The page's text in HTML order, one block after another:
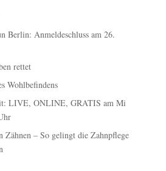
Berlin: Anmeldeschluss am 26.
rettet
Wohlbefindens
LIVE, ONLINE, GRATIS am Mi
Zähnen – So gelingt die Zahnpflege